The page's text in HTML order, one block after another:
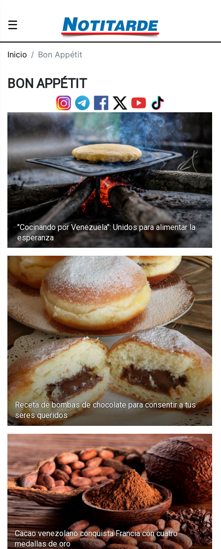
☰
Inicio Bon Appétit
BON APPÉTIT
"Cocinando por Venezuela": Unidos para alimentar la
esperanza
Receta de bombas de chocolate para consentir a tus
seres queridos
Cacao venezolano conquista Francia con cuatro
medallas de oro